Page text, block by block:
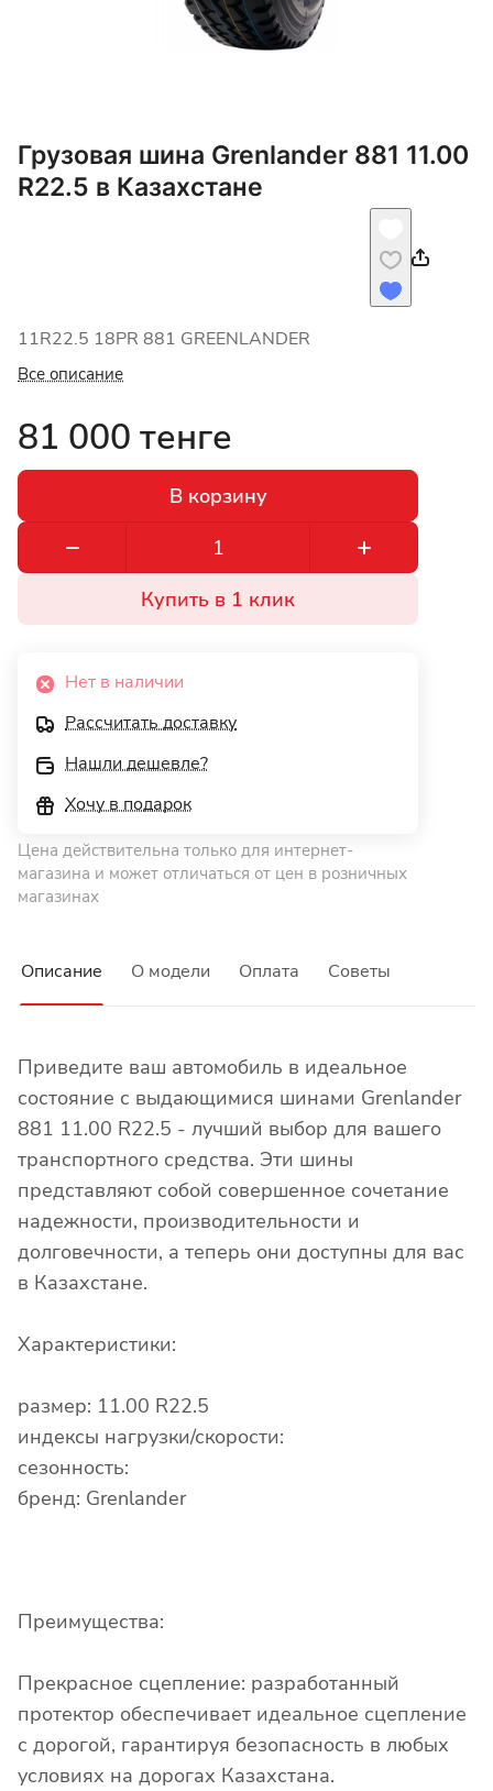
Грузовая шина Grenlander 881 11.00
R22.5 в Казахстане
11R22.5 18PR 881 GREENLANDER
Все описание
81 000 тенге
В корзину
Купить в 1 клик
Нет в наличии
Рассчитать доставку
Нашли дешевле?
Хочу в подарок
Цена действительна только для интернет-
магазина и может отличаться от цен в розничных
магазинах
Описание О модели Оплата Советы
Приведите ваш автомобиль в идеальное
состояние с выдающимися шинами Grenlander
881 11.00 R22.5 - лучший выбор для вашего
транспортного средства. Эти шины
представляют собой совершенное сочетание
надежности, производительности и
долговечности, а теперь они доступны для вас
в Казахстане.
Характеристики:
размер: 11.00 R22.5
индексы нагрузки/скорости:
сезонность:
бренд: Grenlander
Преимущества:
Прекрасное сцепление: разработанный
протектор обеспечивает идеальное сцепление
с дорогой, гарантируя безопасность в любых
условиях на дорогах Казахстана.